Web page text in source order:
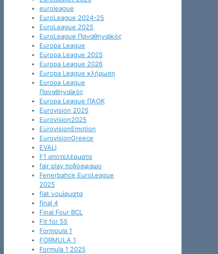
euroleague
EuroLeague 2024-25
EuroLeague 2025
EuroLeague Παναθηναϊκός
Europa League
Europa League 2025
Europa League 2026
Europa League κλήρωση
Europa League
Παναθηναϊκός
Europa League ΠΑΟΚ
Eurovision 2025
Eurovision2025
EurovisionEmotion
EurovisionGreece
EVALI
F1 αποτελέσματα
fair play ποδόσφαιρο
Fenerbahce EuroLeague
2025
fiat νομίσματα
final 4
Final Four BCL
Fit for 55
Formoula 1
FORMULA 1
Formula 1 2025